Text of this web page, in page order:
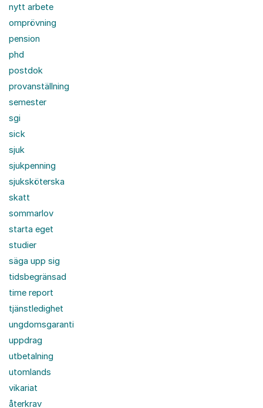
nytt arbete
omprövning
pension
phd
postdok
provanställning
semester
sgi
sick
sjuk
sjukpenning
sjuksköterska
skatt
sommarlov
starta eget
studier
säga upp sig
tidsbegränsad
time report
tjänstledighet
ungdomsgaranti
uppdrag
utbetalning
utomlands
vikariat
återkrav